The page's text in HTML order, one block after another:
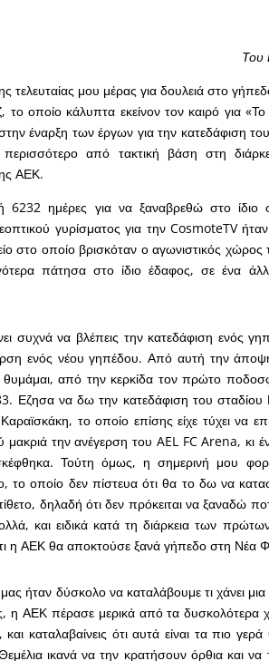
Του
τελευταίας μου μέρας για δουλειά στο
το οποίο κάλυπτα εκείνον τον καιρό για
έναρξη των έργων για την κατεδάφιση
από τακτική βάση στη
ΑΕΚ.
ημέρες για να ξαναβρεθώ στο ίδιο
γυρίσματος για την CosmoteTV
στο οποίο βρισκόταν ο αγωνιστικός χώρος
πάτησα στο ίδιο έδαφος, σε ένα
συχνά να βλέπεις την κατεδάφιση ενός
ενός νέου γηπέδου. Από αυτή την
θυμάμαι, από την κερκίδα τον πρώτο
Εζησα να δω την κατεδάφιση του σταδίου
το οποίο επίσης είχε τύχει να
την ανέγερση του AEL FC Arena, κι
Τούτη όμως, η σημερινή μου
το οποίο δεν πίστευα ότι θα το δω να
δηλαδή ότι δεν πρόκειται να ξαναδώ
και ειδικά κατά τη διάρκεια των
η ΑΕΚ θα αποκτούσε ξανά γήπεδο στη Νέα
ήταν δύσκολο να καταλάβουμε τι χάνει
η ΑΕΚ πέρασε μερικά από τα δυσκολότερα
καταλαβαίνεις ότι αυτά είναι τα πιο
ικανά να την κρατήσουν όρθια και να